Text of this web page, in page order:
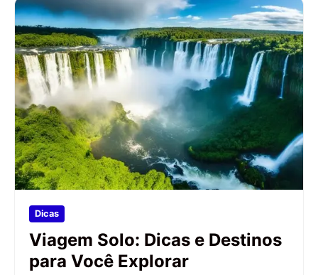
Dicas
Viagem Solo: Dicas e Destinos
para Você Explorar